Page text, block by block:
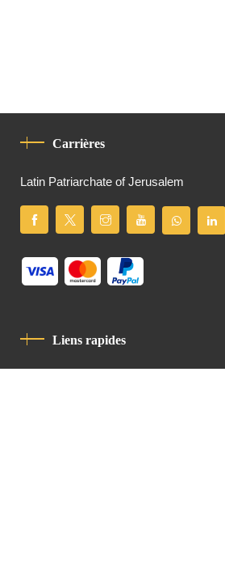
Carrières
Latin Patriarchate of Jerusalem
Liens rapides